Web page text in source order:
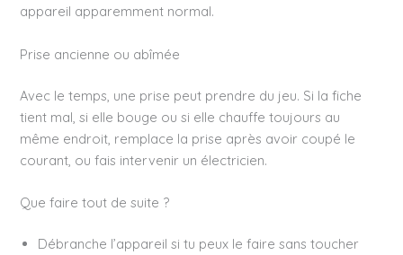
appareil apparemment normal.
Prise ancienne ou abîmée
Avec le temps, une prise peut prendre du jeu. Si la fiche
tient mal, si elle bouge ou si elle chauffe toujours au
même endroit, remplace la prise après avoir coupé le
courant, ou fais intervenir un électricien.
Que faire tout de suite ?
Débranche l’appareil si tu peux le faire sans toucher